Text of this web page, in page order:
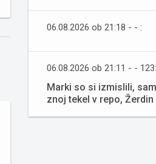
06.08.2026 ob 21:18 - - :
06.08.2026 ob 21:11 - - 123:
Marki so si izmislili,
znoj tekel v repo,